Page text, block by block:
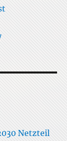
Netzteil